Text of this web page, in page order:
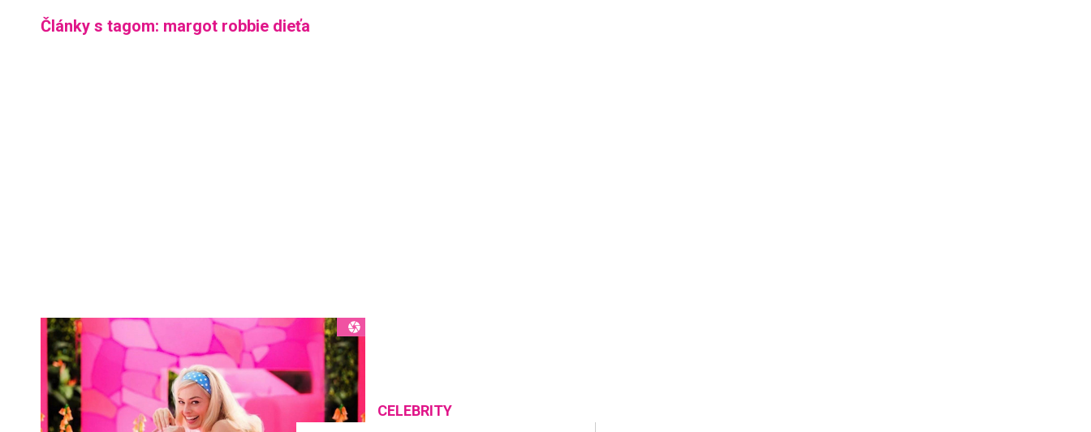
Články s tagom: margot robbie dieťa
CELEBRITY